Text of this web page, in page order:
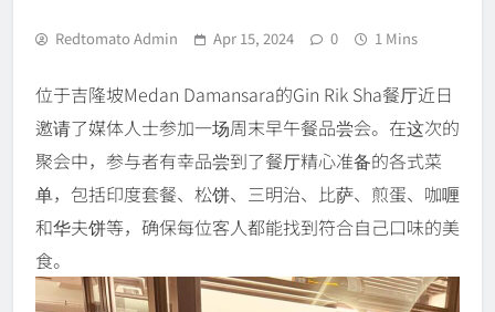
Redtomato Admin Apr 15, 2024 0 1 Mins
位于吉隆坡Medan Damansara的Gin Rik Sha餐厅近日
邀请了媒体人士参加一场周末早午餐品尝会。在这次的
聚会中，参与者有幸品尝到了餐厅精心准备的各式菜
单，包括印度套餐、松饼、三明治、比萨、煎蛋、咖喱
和华夫饼等，确保每位客人都能找到符合自己口味的美
食。